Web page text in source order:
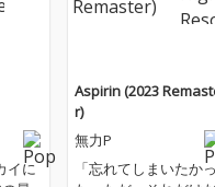
イに
Aspirin (2023
r)
無力P
「忘れてしまいたか